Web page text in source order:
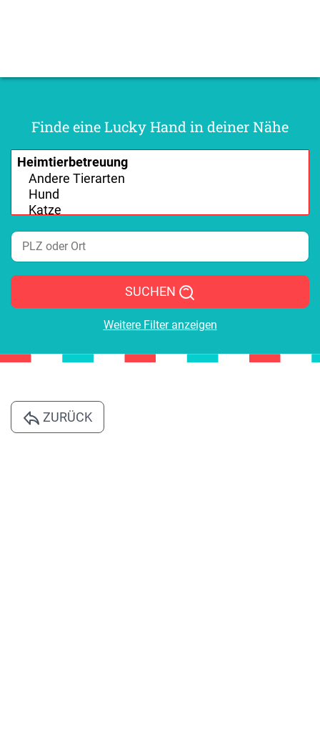
Finde eine Lucky Hand in deiner Nähe
SUCHEN
Weitere Filter anzeigen
ZURÜCK